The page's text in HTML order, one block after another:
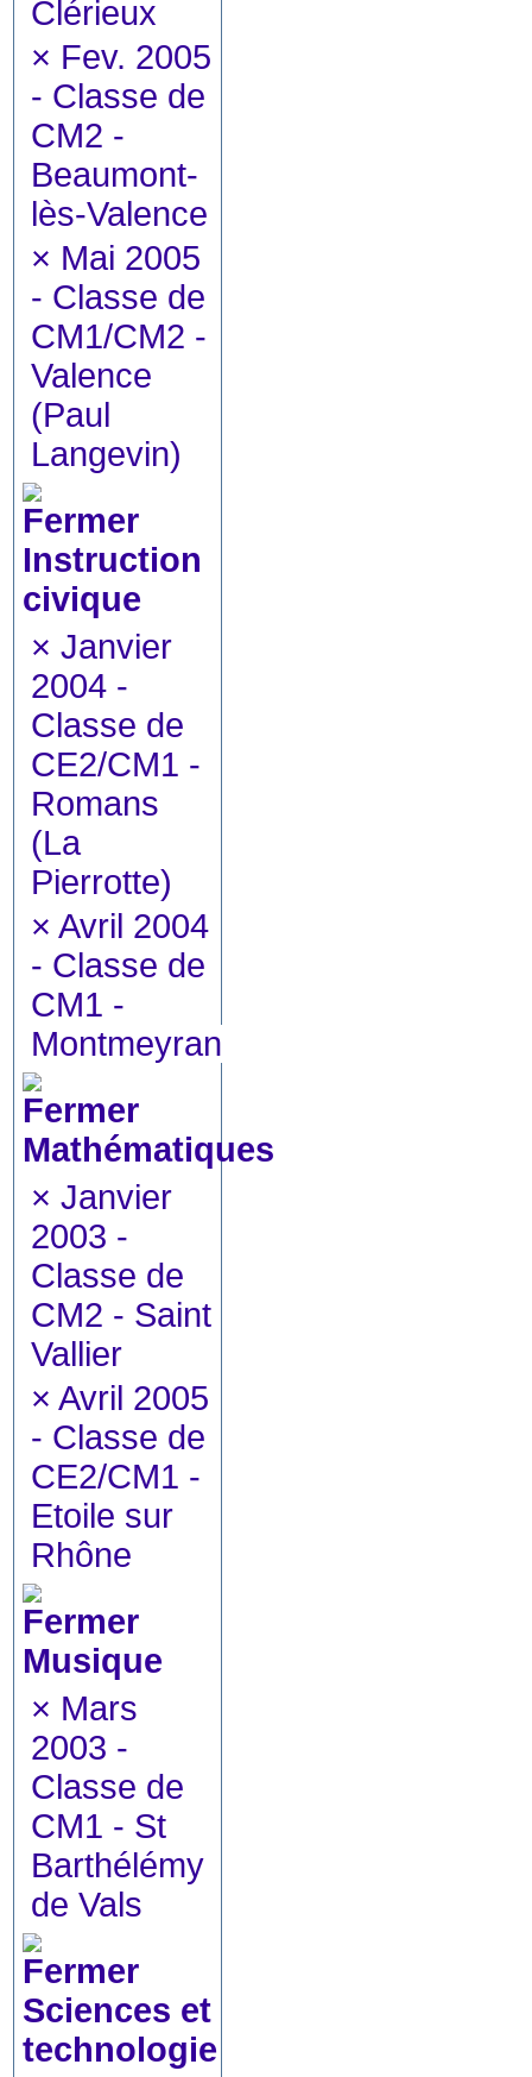
Clérieux
× Fev. 2005
- Classe de
CM2 -
Beaumont-
lès-Valence
× Mai 2005
- Classe de
CM1/CM2 -
Valence
(Paul
Langevin)
Instruction
civique
× Janvier
2004 -
Classe de
CE2/CM1 -
Romans
(La
Pierrotte)
× Avril 2004
- Classe de
CM1 -
Montmeyran
Mathématiques
× Janvier
2003 -
Classe de
CM2 - Saint
Vallier
× Avril 2005
- Classe de
CE2/CM1 -
Etoile sur
Rhône
Musique
× Mars
2003 -
Classe de
CM1 - St
Barthélémy
de Vals
Sciences et
technologie